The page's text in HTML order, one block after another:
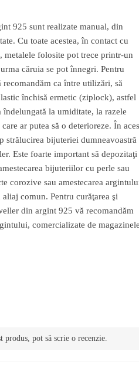
925 sunt realizate manual, din
Cu toate acestea, în contact cu
metalele folosite pot trece printr-un
căruia se pot înnegri. Pentru
ca între utilizări, să
închisă ermetic (ziplock), astfel
la umiditate, la razele
ar putea să o deterioreze. În
strălucirea bijuteriei dumneavoastră
Este foarte important să depozitaţi
bijuteriilor cu perle sau
corozive sau amestecarea
comun. Pentru curăţarea şi
din argint 925 vă recomandăm
comercializate de magazinele
pot să scrie o recenzie.